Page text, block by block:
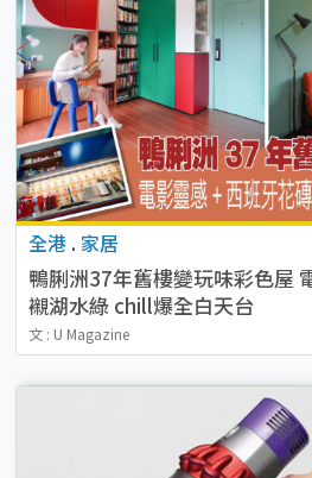
全港 . 家居
鴨脷洲37年舊樓變玩味彩色屋
襯湖水綠 chill爆全白天台
文 : U Magazine